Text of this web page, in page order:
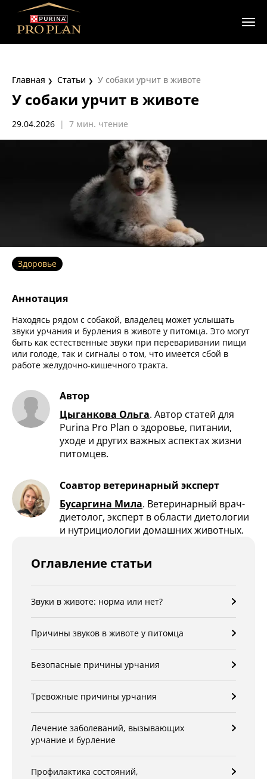
Главная Статьи У собаки урчит в животе
У собаки урчит в животе
29.04.2026 | 7 мин. чтение
Здоровье
Аннотация
Находясь рядом с собакой, владелец может услышать
звуки урчания и бурления в животе у питомца. Это могут
быть как естественные звуки при переваривании пищи
или голоде, так и сигналы о том, что имеется сбой в
работе желудочно-кишечного тракта.
Автор
Цыганкова Ольга. Автор статей для
Purina Pro Plan о здоровье, питании,
уходе и других важных аспектах жизни
питомцев.
Соавтор ветеринарный эксперт
Бусаргина Мила. Ветеринарный врач-
диетолог, эксперт в области диетологии
и нутрициологии домашних животных.
Оглавление статьи
Звуки в животе: норма или нет?
Причины звуков в животе у питомца
Безопасные причины урчания
Тревожные причины урчания
Лечение заболеваний, вызывающих
урчание и бурление
Профилактика состояний,